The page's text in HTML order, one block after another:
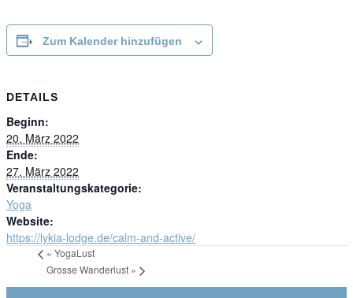
Zum Kalender hinzufügen
DETAILS
Beginn:
20. März 2022
Ende:
27. März 2022
Veranstaltungskategorie:
Yoga
Website:
https://lykia-lodge.de/calm-and-active/
« YogaLust
Grosse Wanderlust »